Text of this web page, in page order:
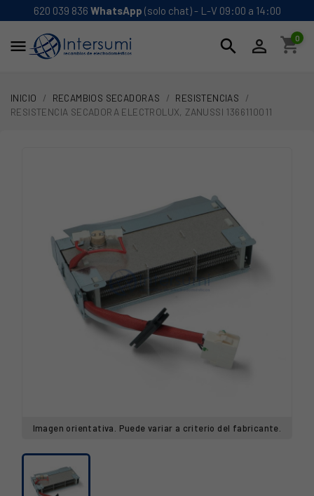
620 039 836 WhatsApp (solo chat) - L-V 09:00 a 14:00
 search  shopping_cart
0
INICIO RECAMBIOS SECADORAS
RESISTENCIAS
RESISTENCIA SECADORA ELECTROLUX, ZANUSSI 1366110011
Imagen orientativa. Puede variar a criterio del fabricante.